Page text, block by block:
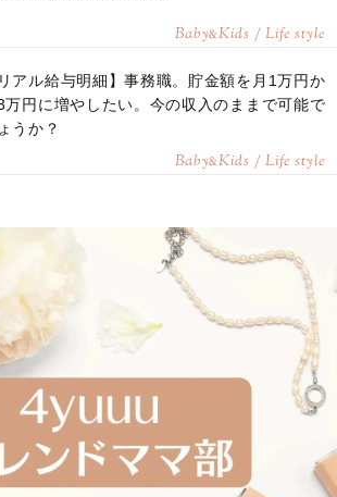
Baby&Kids / Life style
リアル給与明細】事務職。貯金額を月1万円か
万円に増やしたい。今の収入のままで可能で
うか？
Baby&Kids / Life style